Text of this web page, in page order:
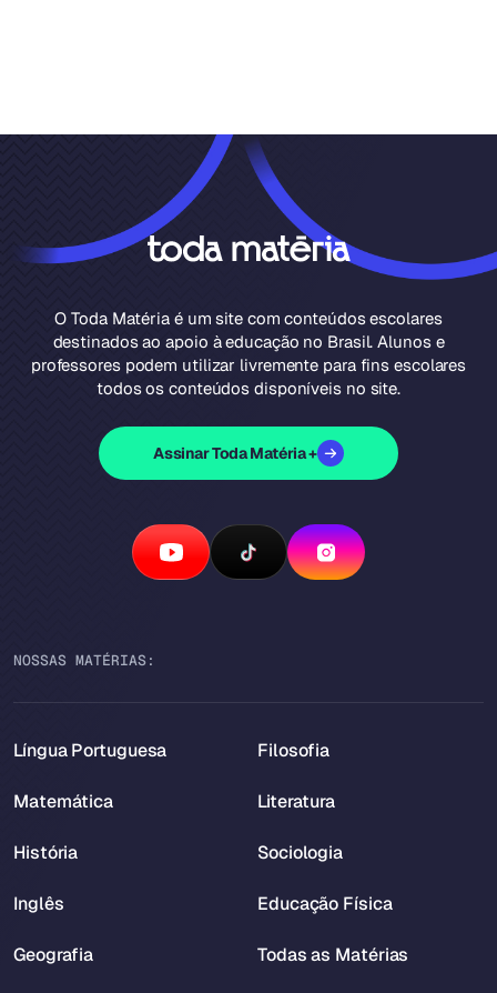
O Toda Matéria é um site com conteúdos escolares
destinados ao apoio à educação no Brasil. Alunos e
professores podem utilizar livremente para fins escolares
todos os conteúdos disponíveis no site.
Assinar Toda Matéria +
NOSSAS MATÉRIAS:
Língua Portuguesa
Matemática
História
Inglês
Geografia
Filosofia
Literatura
Sociologia
Educação Física
Todas as Matérias